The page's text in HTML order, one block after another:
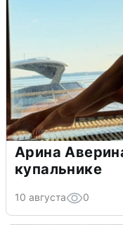
Арина
купальнике
10 августа 0